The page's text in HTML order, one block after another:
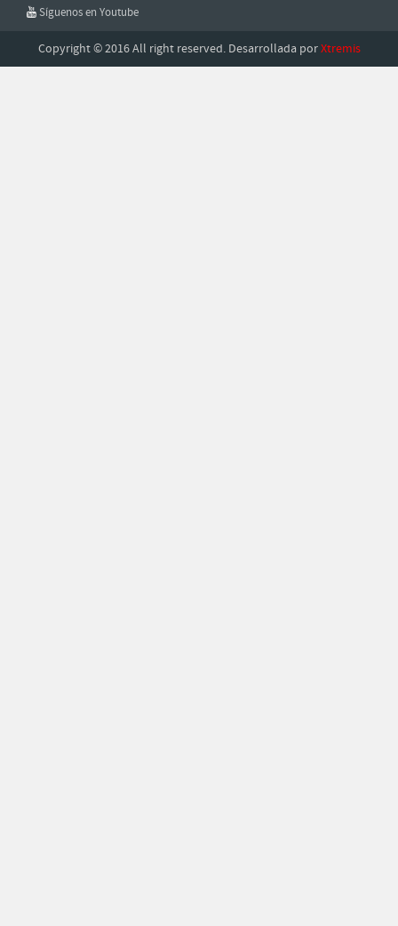
Síguenos en Youtube
Copyright © 2016 All right reserved. Desarrollada porXtremis